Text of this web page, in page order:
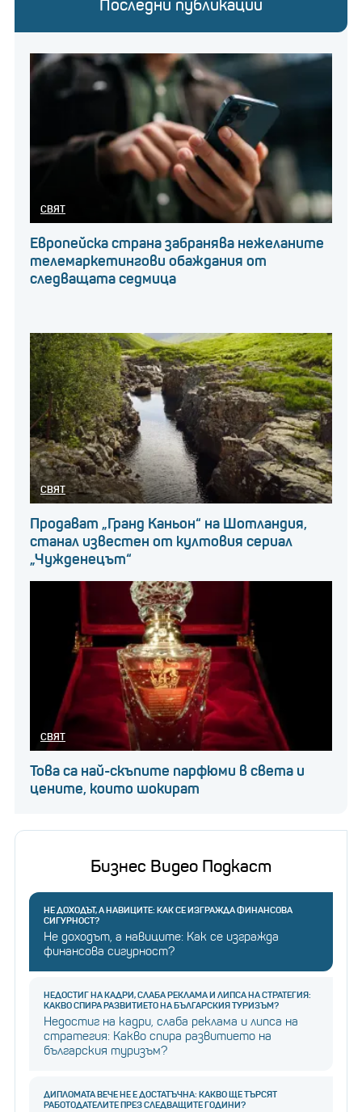
Последни публикации
СВЯТ
Европейска страна забранява нежеланите
телемаркетингови обаждания от
следващата седмица
СВЯТ
Продават „Гранд Каньон“ на Шотландия,
станал известен от култовия сериал
„Чужденецът“
СВЯТ
Това са най-скъпите парфюми в света и
цените, които шокират
Бизнес Видео Подкаст
НЕ ДОХОДЪТ, А НАВИЦИТЕ: КАК СЕ ИЗГРАЖДА ФИНАНСОВА
СИГУРНОСТ?
Не доходът, а навиците: Как се изгражда
финансова сигурност?
НЕДОСТИГ НА КАДРИ, СЛАБА РЕКЛАМА И ЛИПСА НА СТРАТЕГИЯ:
КАКВО СПИРА РАЗВИТИЕТО НА БЪЛГАРСКИЯ ТУРИЗЪМ?
Недостиг на кадри, слаба реклама и липса на
стратегия: Какво спира развитието на
българския туризъм?
ДИПЛОМАТА ВЕЧЕ НЕ Е ДОСТАТЪЧНА: КАКВО ЩЕ ТЪРСЯТ
РАБОТОДАТЕЛИТЕ ПРЕЗ СЛЕДВАЩИТЕ ГОДИНИ?